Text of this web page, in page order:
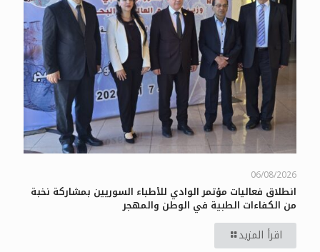
06/08/2026
انطلاق فعاليات مؤتمر الوادي للأطباء السوريين بمشاركة نخبة
من الكفاءات الطبية في الوطن والمهجر
اقرأ المزيد